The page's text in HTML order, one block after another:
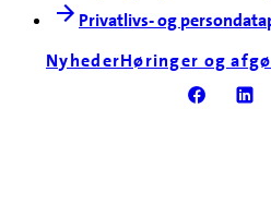
Privatlivs- og
NyhederHøringer og